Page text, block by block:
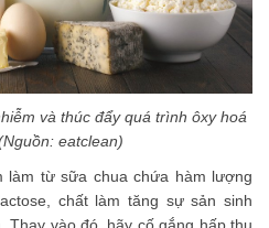
và thúc đẩy quá trình ôxy hoá
eatclean)
làm từ sữa chua chứa hàm lượng
chất làm tăng sự sản sinh